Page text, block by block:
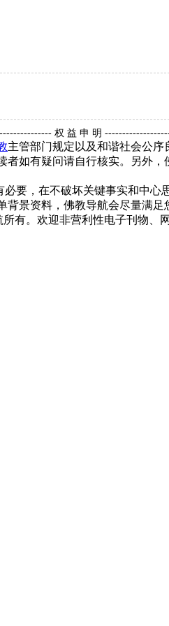
权 益 申 明
主管部门规定以及和谐社会公
如有疑问请自行核实。另外
要，在不破坏关键事实和中
景资料，佛教导航会尽量满足
。欢迎非营利性电子刊物、